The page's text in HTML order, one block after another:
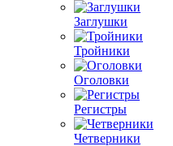
Заглушки
Тройники
Оголовки
Регистры
Четверники